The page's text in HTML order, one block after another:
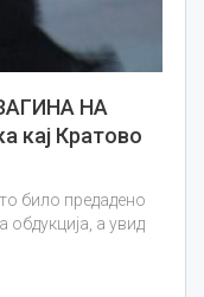
НА
кај Кратово
било предадено
обдукција, а увид